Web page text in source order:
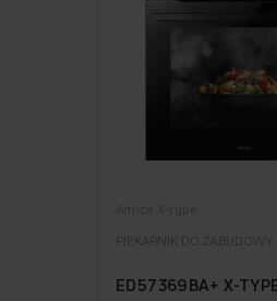
Amica X-type
PIEKARNIK DO ZABUDOWY
ED57369BA+ X-